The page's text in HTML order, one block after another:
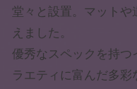
堂々と設置。マット
えました。
優秀なスペックを持
ラエティに富んだ多